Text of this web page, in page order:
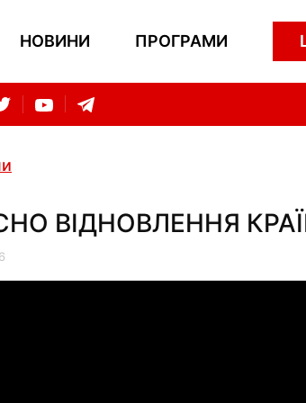
НОВИНИ ПРОГРАМИ
ВІДНОВЛЕННЯ